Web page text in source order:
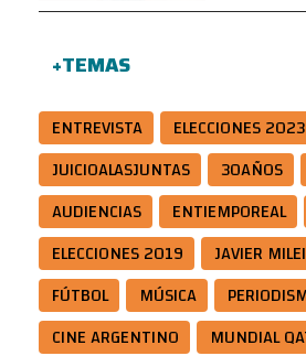
+TEMAS
ENTREVISTA ELECCIONES 2023
JUICIOALASJUNTAS
30AÑOS
AUDIENCIAS
ENTIEMPOREAL
ELECCIONES 2019
JAVIER MILEI
FÚTBOL
MÚSICA
CINE ARGENTINO
MUNDIAL